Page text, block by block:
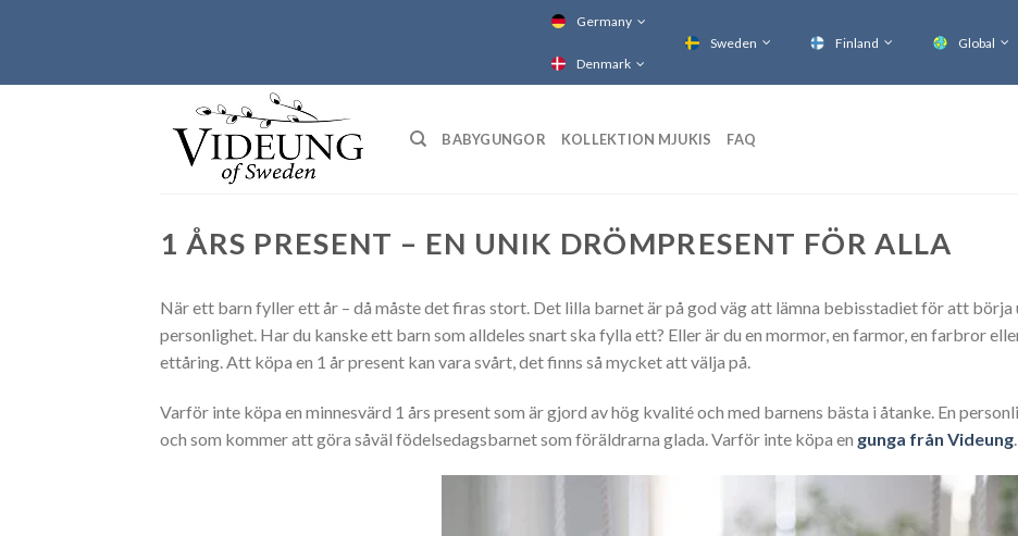
Germany
Denmark
Sweden Finland Global
BABYGUNGOR KOLLEKTION MJUKIS FAQ
1 ÅRS PRESENT – EN UNIK DRÖMPRESENT FÖR ALLA
När ett barn fyller ett år – då måste det firas stort. Det lilla barnet är på god väg att lämna bebisstadiet för att börja
personlighet. Har du kanske ett barn som alldeles snart ska fylla ett? Eller är du en mormor, en farmor, en farbror
ettåring. Att köpa en 1 år present kan vara svårt, det finns så mycket att välja på.
Varför inte köpa en minnesvärd 1 års present som är gjord av hög kvalité och med barnens bästa i åtanke. En
och som kommer att göra såväl födelsedagsbarnet som föräldrarna glada. Varför inte köpa en gunga från Videung